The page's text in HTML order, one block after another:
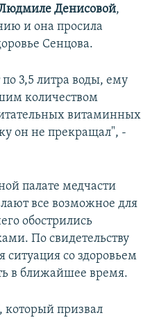
Денисовой,
и она просила
Сенцова.
3,5 литра воды, ему
количеством
витаминных
он не прекращал", -
палате медчасти
все возможное для
обострились
По свидетельству
со здоровьем
в ближайшее время.
который призвал